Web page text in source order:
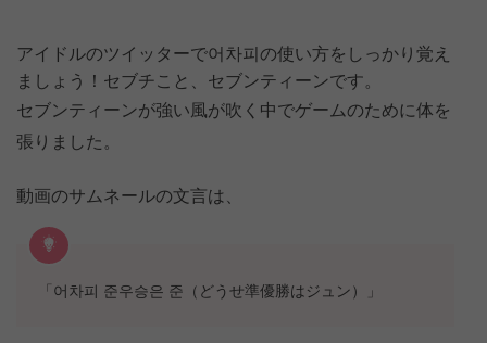
アイドルのツイッターで어차피の使い方をしっかり覚え
ましょう！セブチこと、セブンティーンです。
セブンティーンが強い風が吹く中でゲームのために体を
張りました。
動画のサムネールの文言は、
「어차피 준우승은 준（どうせ準優勝はジュン）」